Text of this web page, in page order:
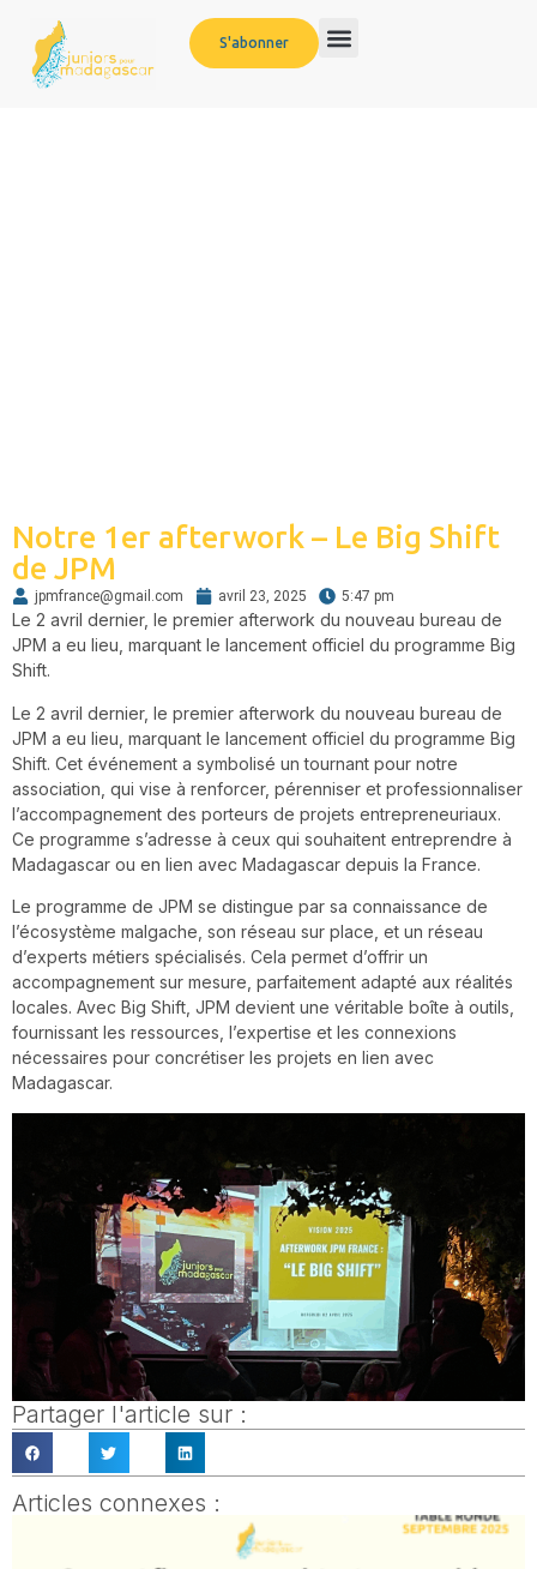
S'abonner
Notre 1er afterwork – Le Big Shift
de JPM
jpmfrance@gmail.com avril 23, 2025 5:47 pm
Le 2 avril dernier, le premier afterwork du nouveau bureau de
JPM a eu lieu, marquant le lancement officiel du programme Big
Shift.
Le 2 avril dernier, le premier afterwork du nouveau bureau de
JPM a eu lieu, marquant le lancement officiel du programme Big
Shift. Cet événement a symbolisé un tournant pour notre
association, qui vise à renforcer, pérenniser et professionnaliser
l’accompagnement des porteurs de projets entrepreneuriaux.
Ce programme s’adresse à ceux qui souhaitent entreprendre à
Madagascar ou en lien avec Madagascar depuis la France.
Le programme de JPM se distingue par sa connaissance de
l’écosystème malgache, son réseau sur place, et un réseau
d’experts métiers spécialisés. Cela permet d’offrir un
accompagnement sur mesure, parfaitement adapté aux réalités
locales. Avec Big Shift, JPM devient une véritable boîte à outils,
fournissant les ressources, l’expertise et les connexions
nécessaires pour concrétiser les projets en lien avec
Madagascar.
Partager l'article sur :
Articles connexes :